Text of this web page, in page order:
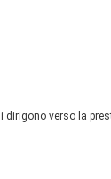
dirigono verso la